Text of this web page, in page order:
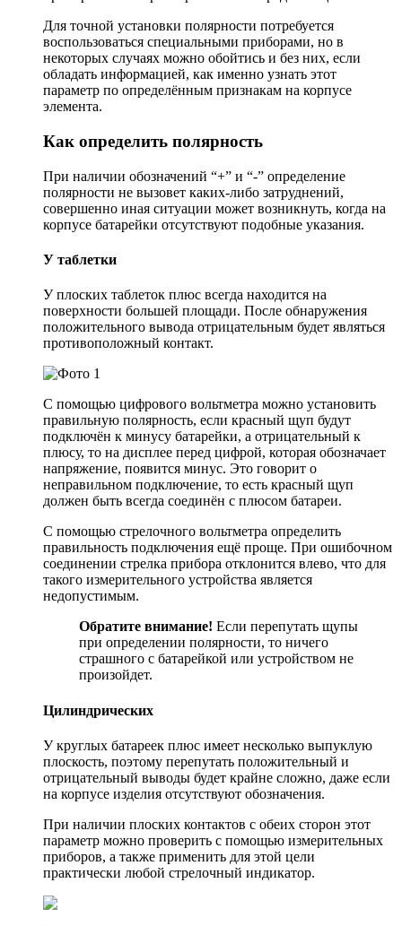
Для точной установки полярности потребуется
воспользоваться специальными приборами, но в
некоторых случаях можно обойтись и без них, если
обладать информацией, как именно узнать этот
параметр по определённым признакам на корпусе
элемента.
Как определить полярность
При наличии обозначений “+” и “-” определение
полярности не вызовет каких-либо затруднений,
совершенно иная ситуации может возникнуть, когда на
корпусе батарейки отсутствуют подобные указания.
У таблетки
У плоских таблеток плюс всегда находится на
поверхности большей площади. После обнаружения
положительного вывода отрицательным будет являться
противоположный контакт.
С помощью цифрового вольтметра можно установить
правильную полярность, если красный щуп будут
подключён к минусу батарейки, а отрицательный к
плюсу, то на дисплее перед цифрой, которая обозначает
напряжение, появится минус. Это говорит о
неправильном подключение, то есть красный щуп
должен быть всегда соединён с плюсом батареи.
С помощью стрелочного вольтметра определить
правильность подключения ещё проще. При ошибочном
соединении стрелка прибора отклонится влево, что для
такого измерительного устройства является
недопустимым.
Обратите внимание! Если перепутать щупы
при определении полярности, то ничего
страшного с батарейкой или устройством не
произойдет.
Цилиндрических
У круглых батареек плюс имеет несколько выпуклую
плоскость, поэтому перепутать положительный и
отрицательный выводы будет крайне сложно, даже если
на корпусе изделия отсутствуют обозначения.
При наличии плоских контактов с обеих сторон этот
параметр можно проверить с помощью измерительных
приборов, а также применить для этой цели
практически любой стрелочный индикатор.